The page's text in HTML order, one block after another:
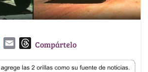
n
a
T
r
Compártelo